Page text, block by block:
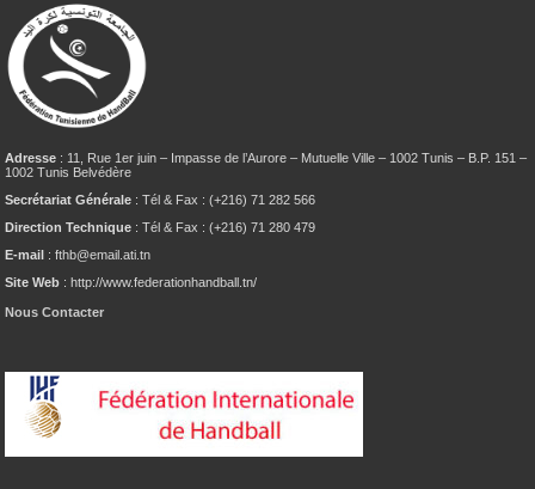
Adresse : 11, Rue 1er juin – Impasse de l’Aurore – Mutuelle Ville – 1002 Tunis – B.P. 151 –
1002 Tunis Belvédère
Secrétariat Générale : Tél & Fax : (+216) 71 282 566
Direction Technique : Tél & Fax : (+216) 71 280 479
E-mail : fthb@email.ati.tn
Site Web : http://www.federationhandball.tn/
Nous Contacter